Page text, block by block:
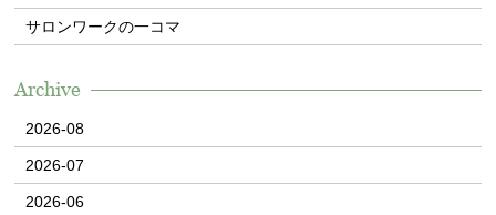
サロンワークの一コマ
Archive
2026-08
2026-07
2026-06